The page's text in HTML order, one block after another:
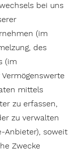
bei uns
(im
des
(im
mittels
zu erfassen,
zu verwalten
Anbieter), soweit
Zwecke